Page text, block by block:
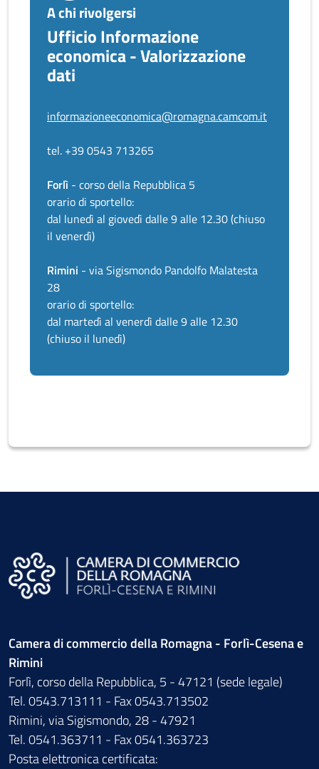
A chi rivolgersi
Ufficio Informazione
economica - Valorizzazione
dati
informazioneeconomica@romagna.camcom.it
tel. +39 0543 713265
Forlì - corso della Repubblica 5
orario di sportello:
dal lunedì al giovedì dalle 9 alle 12.30 (chiuso
il venerdì)
Rimini - via Sigismondo Pandolfo Malatesta
28
orario di sportello:
dal martedì al venerdì dalle 9 alle 12.30
(chiuso il lunedì)
Camera di commercio della Romagna - Forlì-Cesena e
Rimini
Forlì, corso della Repubblica, 5 - 47121 (sede legale)
Tel. 0543.713111 - Fax 0543.713502
Rimini, via Sigismondo, 28 - 47921
Tel. 0541.363711 - Fax 0541.363723
Posta elettronica certificata: